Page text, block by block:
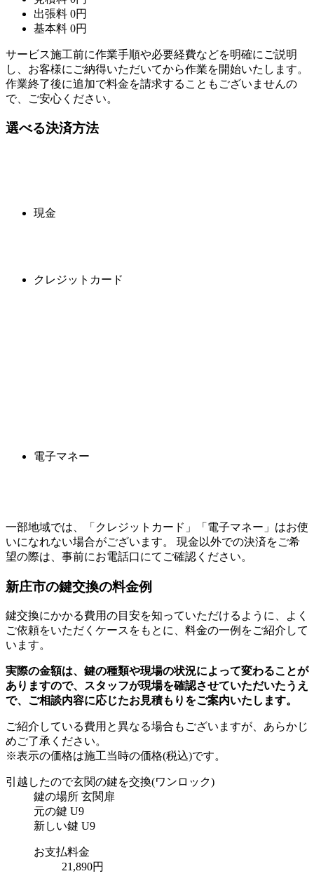
出張料 0円
基本料 0円
サービス施工前に作業手順や必要経費などを明確にご説明
し、お客様にご納得いただいてから作業を開始いたします。
作業終了後に追加で料金を請求することもございませんの
で、ご安心ください。
選べる決済方法
現金
クレジットカード
電子マネー
一部地域では、「クレジットカード」「電子マネー」はお使
いになれない場合がございます。 現金以外での決済をご希
望の際は、事前にお電話口にてご確認ください。
新庄市の鍵交換の料金例
鍵交換にかかる費用の目安を知っていただけるように、よく
ご依頼をいただくケースをもとに、料金の一例をご紹介して
います。
実際の金額は、鍵の種類や現場の状況によって変わることが
ありますので、スタッフが現場を確認させていただいたうえ
で、ご相談内容に応じたお見積もりをご案内いたします。
ご紹介している費用と異なる場合もございますが、あらかじ
めご了承ください。
※表示の価格は施工当時の価格(税込)です。
引越したので玄関の鍵を交換(ワンロック)
鍵の場所 玄関扉
元の鍵 U9
新しい鍵 U9
お支払料金
21,890円